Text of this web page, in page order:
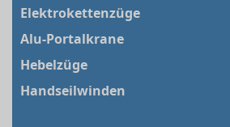
Elektrokettenzüge
Alu-Portalkrane
Hebelzüge
Handseilwinden